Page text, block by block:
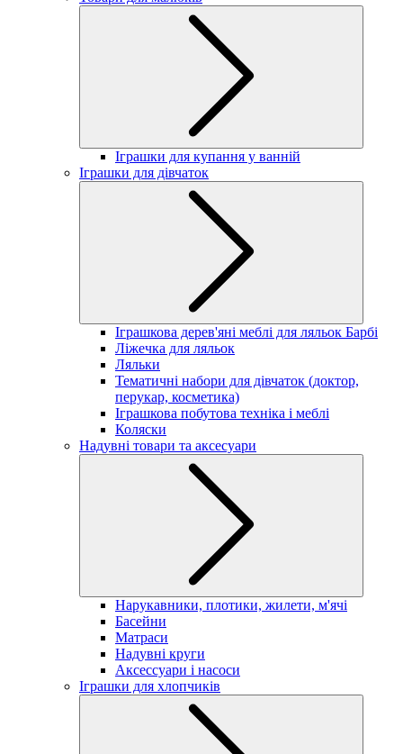
Іграшки для купання у ванній
Іграшки для дівчаток
Іграшкова дерев'яні меблі для ляльок Барбі
Ліжечка для ляльок
Ляльки
Тематичні набори для дівчаток (доктор,
перукар, косметика)
Іграшкова побутова техніка і меблі
Коляски
Надувні товари та аксесуари
Нарукавники, плотики, жилети, м'ячі
Басейни
Матраси
Надувні круги
Аксессуари і насоси
Іграшки для хлопчиків